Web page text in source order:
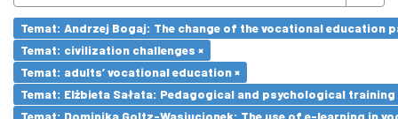
Temat: Andrzej Bogaj: The change of the vocational education
Temat: civilization challenges ×
Temat: adults’ vocational education ×
Temat: Elżbieta Sałata: Pedagogical and psychological
Temat: Dominika Goltz-Wasiucionek: The use of e-learning in